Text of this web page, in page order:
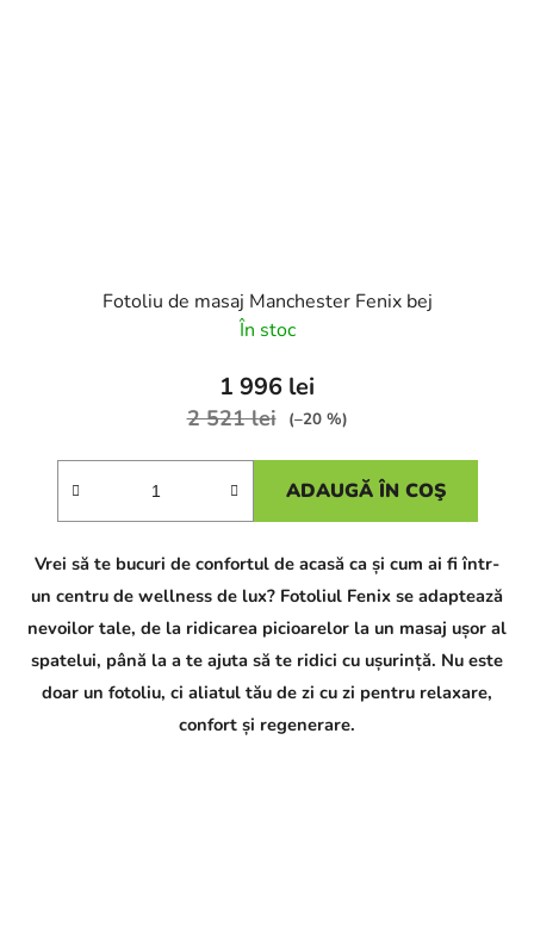
Fotoliu de masaj Manchester Fenix bej
În stoc
1 996 lei
2 521 lei (–20 %)
ADAUGĂ ÎN COŞ
Vrei să te bucuri de confortul de acasă ca și cum ai fi într-
un centru de wellness de lux? Fotoliul Fenix se adaptează
nevoilor tale, de la ridicarea picioarelor la un masaj ușor al
spatelui, până la a te ajuta să te ridici cu ușurință. Nu este
doar un fotoliu, ci aliatul tău de zi cu zi pentru relaxare,
confort și regenerare.